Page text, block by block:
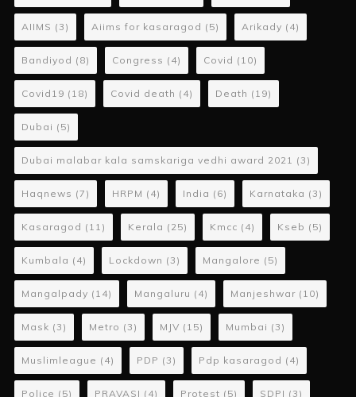
AIIMS (3) Aiims for kasaragod (5) Arikady (4)
Bandiyod (8) Congress (4) Covid (10)
Covid19 (18) Covid death (4) Death (19)
Dubai (5)
Dubai malabar kala samskariga vedhi award 2021 (3)
Haqnews (7) HRPM (4) India (6) Karnataka (3)
Kasaragod (11) Kerala (25) Kmcc (4) Kseb (5)
Kumbala (4) Lockdown (3) Mangalore (5)
Mangalpady (14) Mangaluru (4) Manjeshwar (10)
Mask (3) Metro (3) MJV (15) Mumbai (3)
Muslimleague (4) PDP (3) Pdp kasaragod (4)
Police (5) PRAVASI (4) Protest (5) SDPI (3)